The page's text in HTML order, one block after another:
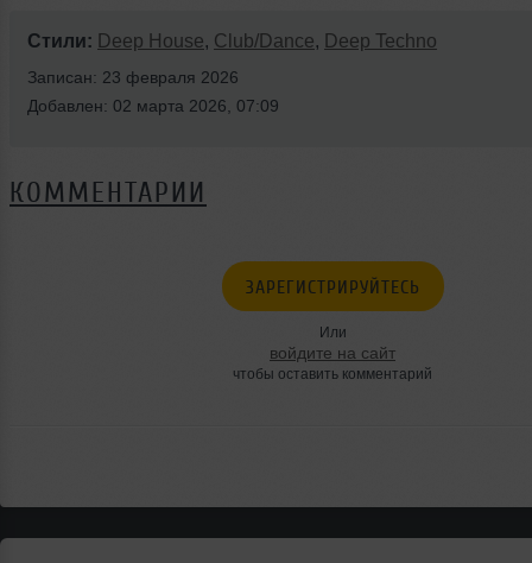
Стили: Deep House, Club/Dance, Deep Techno
Записан: 23 февраля 2026
Добавлен: 02 марта 2026, 07:09
КОММЕНТАРИИ
ЗАРЕГИСТРИРУЙТЕСЬ
Или
войдите на сайт
чтобы оставить комментарий